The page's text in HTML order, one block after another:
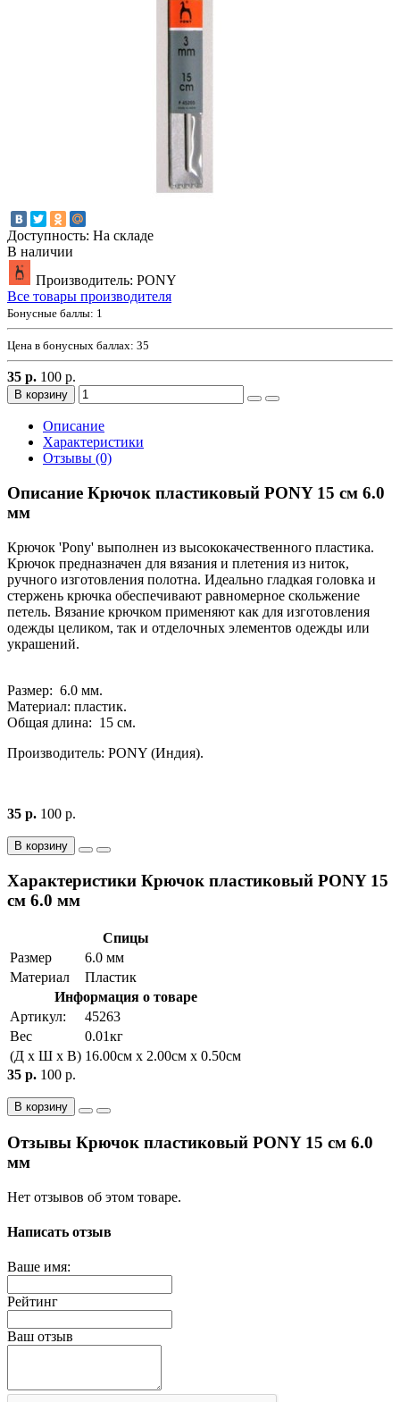
Доступность: На складе
В наличии
Производитель: PONY
Все товары производителя
Бонусные баллы: 1
Цена в бонусных баллах: 35
35 р. 100 р.
В корзину
Описание
Характеристики
Отзывы (0)
Описание Крючок пластиковый PONY 15 см 6.0
мм
Крючок 'Pony' выполнен из высококачественного пластика.
Крючок предназначен для вязания и плетения из ниток,
ручного изготовления полотна. Идеально гладкая головка и
стержень крючка обеспечивают равномерное скольжение
петель. Вязание крючком применяют как для изготовления
одежды целиком, так и отделочных элементов одежды или
украшений.
Размер: 6.0 мм.
Материал: пластик.
Общая длина: 15 см.
Производитель: PONY (Индия).
35 р. 100 р.
В корзину
Характеристики Крючок пластиковый PONY 15
см 6.0 мм
Спицы
Размер
6.0 мм
Материал
Пластик
Информация о товаре
Артикул:
45263
Вес
0.01кг
(Д x Ш x В) 16.00см x 2.00см x 0.50см
35 р. 100 р.
В корзину
Отзывы Крючок пластиковый PONY 15 см 6.0
мм
Нет отзывов об этом товаре.
Написать отзыв
Ваше имя:
Рейтинг
Ваш отзыв